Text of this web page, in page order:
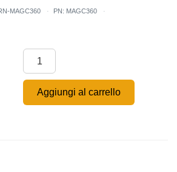
MAGC360
PN: MAGC360
Aggiungi al carrello